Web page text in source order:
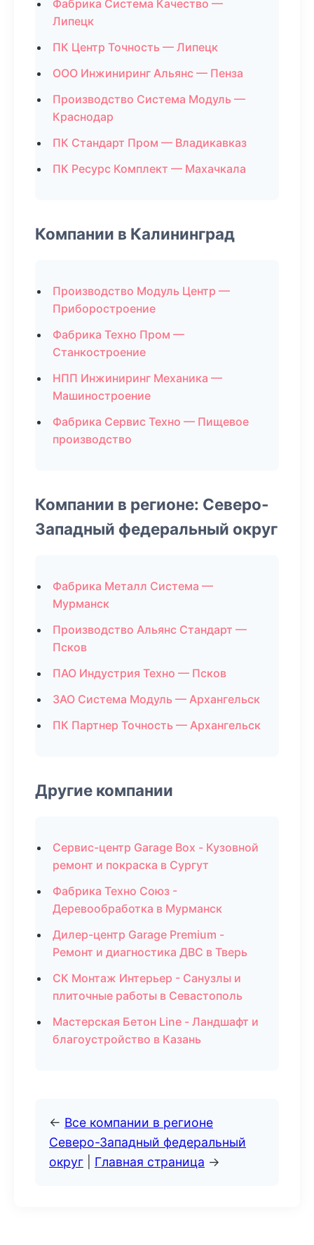
Фабрика Система Качество —
Липецк
ПК Центр Точность — Липецк
ООО Инжиниринг Альянс — Пенза
Производство Система Модуль —
Краснодар
ПК Стандарт Пром — Владикавказ
ПК Ресурс Комплект — Махачкала
Компании в Калининград
Производство Модуль Центр —
Приборостроение
Фабрика Техно Пром —
Станкостроение
НПП Инжиниринг Механика —
Машиностроение
Фабрика Сервис Техно — Пищевое
производство
Компании в регионе: Северо-
Западный федеральный округ
Фабрика Металл Система —
Мурманск
Производство Альянс Стандарт —
Псков
ПАО Индустрия Техно — Псков
ЗАО Система Модуль — Архангельск
ПК Партнер Точность — Архангельск
Другие компании
Сервис-центр Garage Box - Кузовной
ремонт и покраска в Сургут
Фабрика Техно Союз -
Деревообработка в Мурманск
Дилер-центр Garage Premium -
Ремонт и диагностика ДВС в Тверь
СК Монтаж Интерьер - Санузлы и
плиточные работы в Севастополь
Мастерская Бетон Line - Ландшафт и
благоустройство в Казань
← Все компании в регионе
Северо-Западный федеральный
округ
Главная страница →